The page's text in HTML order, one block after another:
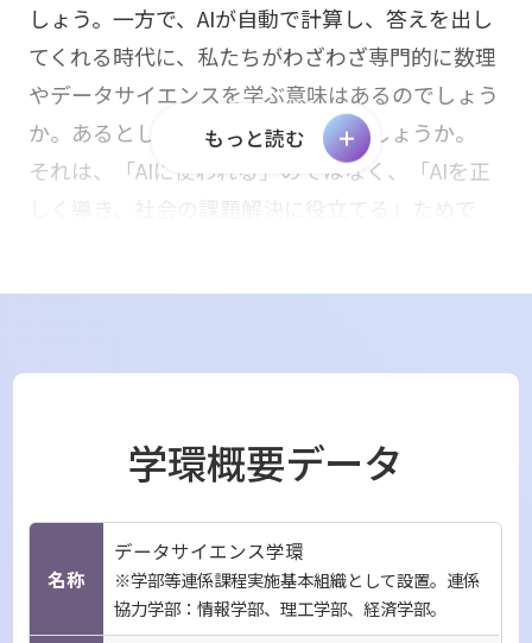
しょう。一方で、AIが自動で計算し、答えを出し
てくれる時代に、私たちがわざわざ専門的に数理
やデータサイエンスを学ぶ意味はあるのでしょう
か。あるとしたら、どこにあるのでしょうか。
それは、「AIに使われる」のではなく、「AIを正
しく導き、社会の課題解決に役立てる」ためで
ち人間の役割です。
みにするのではなく、その答えの根本にある数理
的な裏付けを理解すること。そして、データ化さ
れた経験に論理的な「意味」を見出し、社会の改
もっと読む
学環概要データ
名称
データサイエンス学環
※学部等連係課程実施基本組織として設置。連係
協力学部：情報学部、理工学部、経済学部。